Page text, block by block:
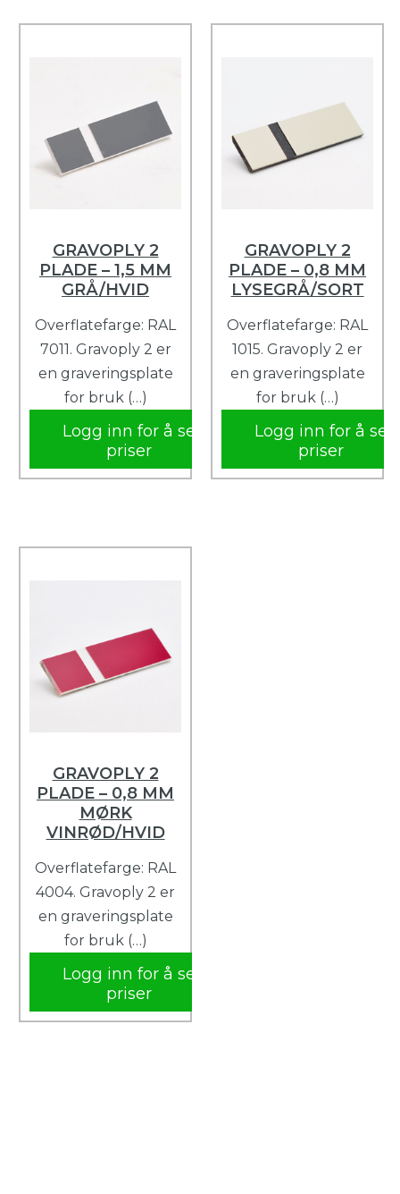
GRAVOPLY 2
PLADE – 1,5 MM
GRÅ/HVID
Overflatefarge: RAL
7011. Gravoply 2 er
en graveringsplate
for bruk (…)
Logg inn for å se
priser
GRAVOPLY 2
PLADE – 0,8 MM
LYSEGRÅ/SORT
Overflatefarge: RAL
1015. Gravoply 2 er
en graveringsplate
for bruk (…)
Logg inn for å se
priser
GRAVOPLY 2
PLADE – 0,8 MM
MØRK
VINRØD/HVID
Overflatefarge: RAL
4004. Gravoply 2 er
en graveringsplate
for bruk (…)
Logg inn for å se
priser